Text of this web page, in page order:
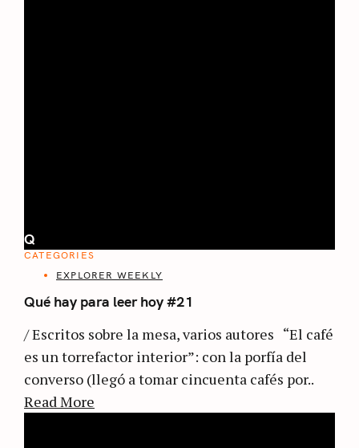
Q
CATEGORIES
EXPLORER WEEKLY
Qué hay para leer hoy #21
/ Escritos sobre la mesa, varios autores “El café
es un torrefactor interior”: con la porfía del
converso (llegó a tomar cincuenta cafés por..
Read More